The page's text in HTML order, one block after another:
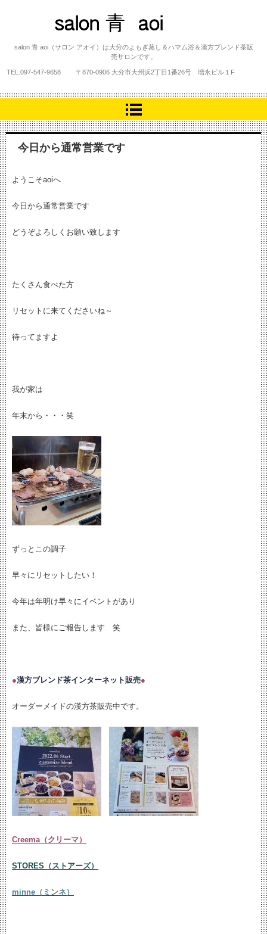
salon 青 aoi
salon 青 aoi（サロン アオイ）は大分のよもぎ蒸し＆ハマム浴＆漢方ブレンド茶販
売サロンです。
TEL. 097-547-9658 〒870-0906 大分市大州浜2丁目1番26号 増永ビル１F
今日から通常営業です
ようこそaoiへ
今日から通常営業です
どうぞよろしくお願い致します
たくさん食べた方
リセットに来てくださいね～
待ってますよ
我が家は
年末から・・・笑
ずっとこの調子
早々にリセットしたい！
今年は年明け早々にイベントがあり
また、皆様にご報告します 笑
●漢方ブレンド茶インターネット販売●
オーダーメイドの漢方茶販売中です。
Creema（クリーマ）
STORES（ストアーズ）
minne（ミンネ）